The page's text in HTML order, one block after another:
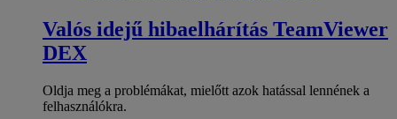
Valós idejű hibaelhárítás TeamViewer
DEX
Oldja meg a problémákat, mielőtt azok hatással lennének a
felhasználókra.